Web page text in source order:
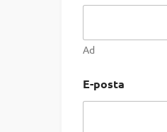
Ad
-
p
E-posta